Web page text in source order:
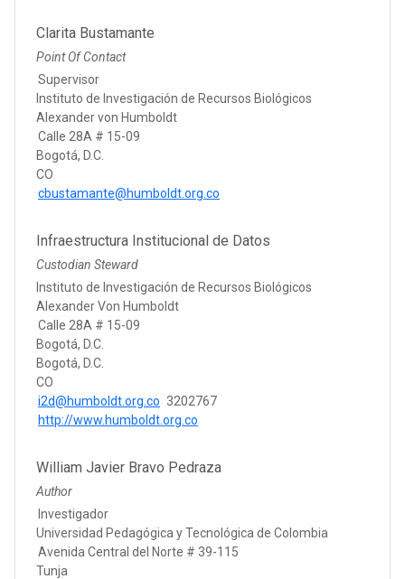
Clarita Bustamante
Point Of Contact
Supervisor
Instituto de Investigación de Recursos Biológicos
Alexander von Humboldt
Calle 28A # 15-09
Bogotá, D.C.
CO
cbustamante@humboldt.org.co
Infraestructura Institucional de Datos
Custodian Steward
Instituto de Investigación de Recursos Biológicos
Alexander Von Humboldt
Calle 28A # 15-09
Bogotá, D.C.
Bogotá, D.C.
CO
i2d@humboldt.org.co 3202767
http://www.humboldt.org.co
William Javier Bravo Pedraza
Author
Investigador
Universidad Pedagógica y Tecnológica de Colombia
Avenida Central del Norte # 39-115
Tunja